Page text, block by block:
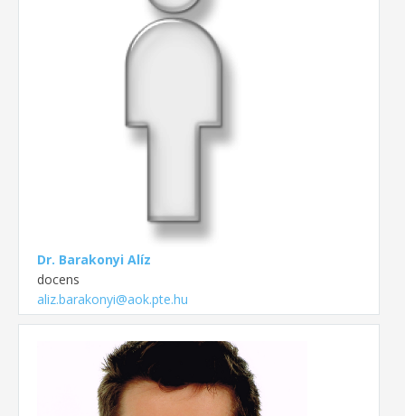
Dr. Barakonyi Alíz
docens
aliz.barakonyi@aok.pte.hu